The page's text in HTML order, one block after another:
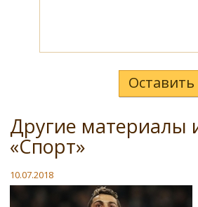
Другие материалы
«Спорт»
10.07.2018